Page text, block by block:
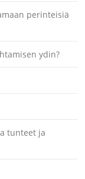
perinteisiä
ydin?
tunteet ja